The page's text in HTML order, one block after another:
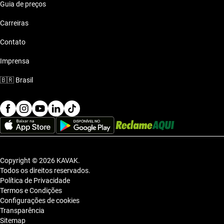
Guia de preços
Carreiras
Contato
Imprensa
🇧🇷 Brasil
Copyright © 2026 KAVAK.
Todos os direitos reservados.
Política de Privacidade
Termos e Condições
Configurações de cookies
Transparência
Sitemap